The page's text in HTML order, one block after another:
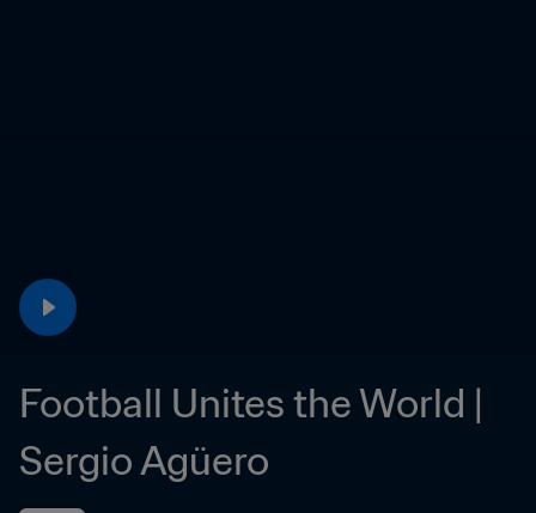
Football Unites the World |
Sergio Agüero